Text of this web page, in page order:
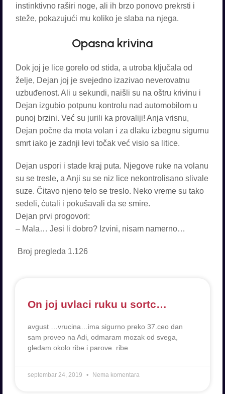
instinktivno raširi noge, ali ih brzo ponovo prekrsti i
steže, pokazujući mu koliko je slaba na njega.
Opasna krivina
Dok joj je lice gorelo od stida, a utroba ključala od
želje, Dejan joj je svejedno izazivao neverovatnu
uzbuđenost. Ali u sekundi, naišli su na oštru krivinu i
Dejan izgubio potpunu kontrolu nad automobilom u
punoj brzini. Već su jurili ka provaliji! Anja vrisnu,
Dejan počne da mota volan i za dlaku izbegnu sigurnu
smrt iako je zadnji levi točak već visio sa litice.
Dejan uspori i stade kraj puta. Njegove ruke na volanu
su se tresle, a Anji su se niz lice nekontrolisano slivale
suze. Čitavo njeno telo se treslo. Neko vreme su tako
sedeli, ćutali i pokušavali da se smire.
Dejan prvi progovori:
– Mala… Jesi li dobro? Izvini, nisam namerno…
Broj pregleda 1.126
On joj uvlaci ruku u sortc…
avgust …vrucina…ima sigurno preko 37.ceo dan
sam proveo na Adi, odmaram mozak od svega,
gledam okolo ribe i parove. ribe
septembar 24, 2019 Nema komentara